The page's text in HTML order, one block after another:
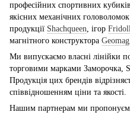
професійних спортивних кубиків
якісних механічних
продукції Shachqueen, ігор
магнітного конструктора Geomag
Ми випускаємо власні лінійки
торговими марками Заморочка,
Продукція цих брендів
співвідношенням ціни та якості.
Нашим партнерам ми